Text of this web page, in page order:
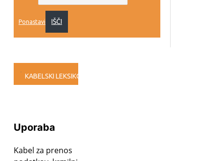
Ponastavi IŠČI
KABELSKI LEKSIKON
Uporaba
Kabel za prenos